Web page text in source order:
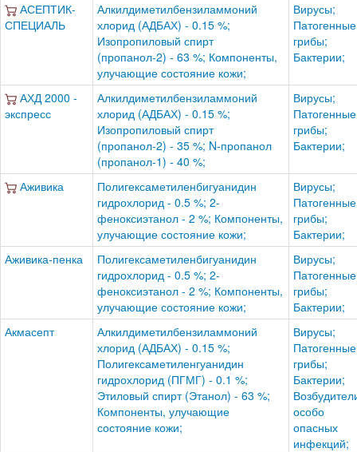
АСЕПТИК-
СПЕЦИАЛЬ
Алкилдиметилбензиламмоний
хлорид (АДБАХ) - 0.15 %;
Изопропиловый спирт
(пропанол-2) - 63 %; Компоненты,
улучающие состояние кожи;
Вирусы;
Патогенные
грибы;
Бактерии;
АХД 2000 -
экспресс
Алкилдиметилбензиламмоний
хлорид (АДБАХ) - 0.15 %;
Изопропиловый спирт
(пропанол-2) - 35 %; N-пропанол
(пропанол-1) - 40 %;
Вирусы;
Патогенные
грибы;
Бактерии;
Аживика
Полигексаметиленбигуанидин
гидрохлорид - 0.5 %; 2-
феноксиэтанол - 2 %; Компоненты,
улучающие состояние кожи;
Вирусы;
Патогенные
грибы;
Бактерии;
Аживика-пенка
Полигексаметиленбигуанидин
гидрохлорид - 0.5 %; 2-
феноксиэтанол - 2 %; Компоненты,
улучающие состояние кожи;
Вирусы;
Патогенные
грибы;
Бактерии;
Акмасепт
Алкилдиметилбензиламмоний
хлорид (АДБАХ) - 0.15 %;
Полигексаметиленгуанидин
гидрохлорид (ПГМГ) - 0.1 %;
Этиловый спирт (Этанол) - 63 %;
Компоненты, улучающие
состояние кожи;
Вирусы;
Патогенные
грибы;
Бактерии;
особо
опасных
инфекций;